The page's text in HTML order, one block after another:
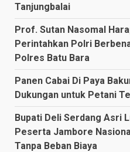
Tanjungbalai
Prof. Sutan Nasomal
Perintahkan Polri
Polres Batu Bara
Panen Cabai Di Paya
Dukungan untuk Petani
Bupati Deli Serdang Asri
Peserta Jambore
Tanpa Beban Biaya